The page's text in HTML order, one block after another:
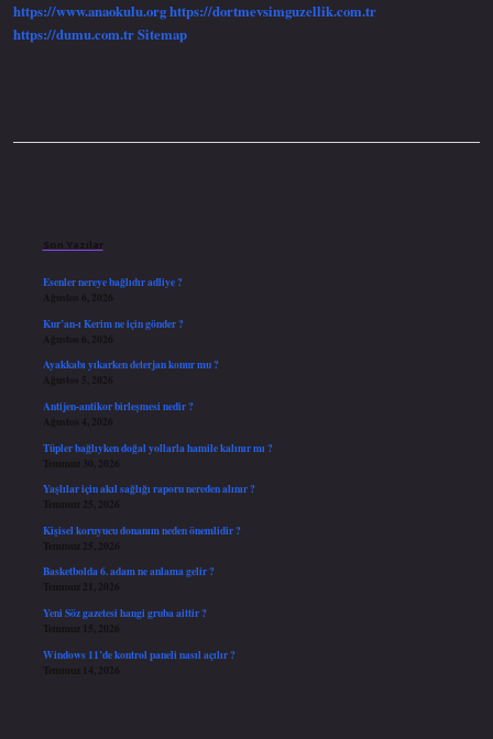
https://www.anaokulu.orghttps://dortmevsimguzellik.com.tr
https://dumu.com.trSitemap
Son Yazılar
Esenler nereye bağlıdır adliye ?
Ağustos 6, 2026
Kur’an-ı Kerim ne için gönder ?
Ağustos 6, 2026
Ayakkabı yıkarken deterjan konur mu ?
Ağustos 5, 2026
Antijen-antikor birleşmesi nedir ?
Ağustos 4, 2026
Tüpler bağlıyken doğal yollarla hamile kalınır mı ?
Temmuz 30, 2026
Yaşlılar için akıl sağlığı raporu nereden alınır ?
Temmuz 25, 2026
Kişisel koruyucu donanım neden önemlidir ?
Temmuz 25, 2026
Basketbolda 6. adam ne anlama gelir ?
Temmuz 21, 2026
Yeni Söz gazetesi hangi gruba aittir ?
Temmuz 15, 2026
Windows 11’de kontrol paneli nasıl açılır ?
Temmuz 14, 2026